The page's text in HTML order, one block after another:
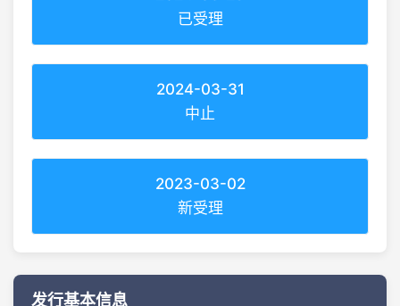
已受理
2024-03-31
中止
2023-03-02
新受理
发行基本信息